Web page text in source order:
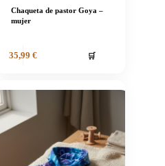
Chaqueta de pastor Goya –
mujer
35,99 € 🛒